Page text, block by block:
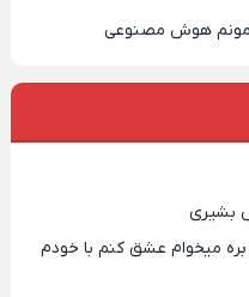
هوش مصنوعی
بشیری
میخوام عشق کنم با خودم